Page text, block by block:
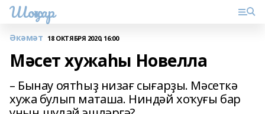
Шоңҡар
Әкәмәт 18 ОКТЯБРЯ 2020, 16:00
Мәсет хужаһы Новелла
– Бынау оятһыҙ низағ сығарҙы. Мәсеткә
хужа булып маташа. Ниндәй хоҡуғы бар